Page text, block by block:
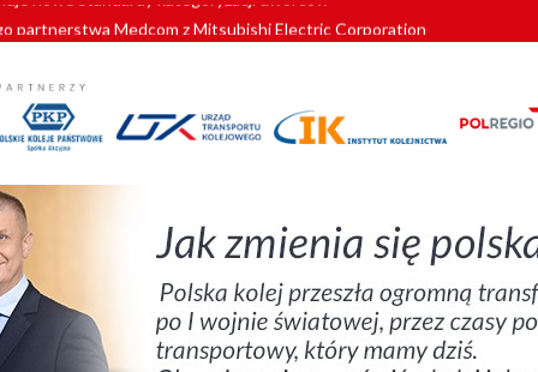
partnerstwa Medcom z Mitsubishi Electric Corporation
znów szuka dostawcy nowych EZT
kolejowych w północnej Wielkopolsce. Łatwiejsze dojazdy do pracy i
nowe standardy kategoryzacji dworców